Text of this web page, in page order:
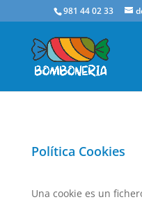
981 44 02 33
Política Cookies
Una cookie es un